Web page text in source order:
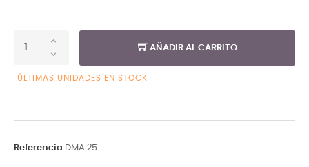
AÑADIR AL CARRITO
ÚLTIMAS UNIDADES EN STOCK
Referencia DMA 25